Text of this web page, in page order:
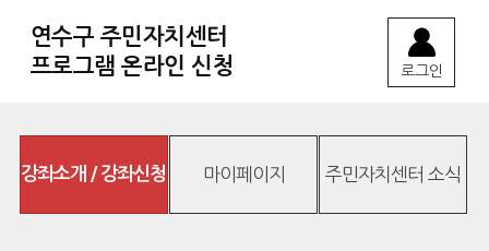
연수구 주민자치센터
프로그램 온라인 신청
로그인
강좌소개 / 강좌신청 마이페이지 주민자치센터 소식